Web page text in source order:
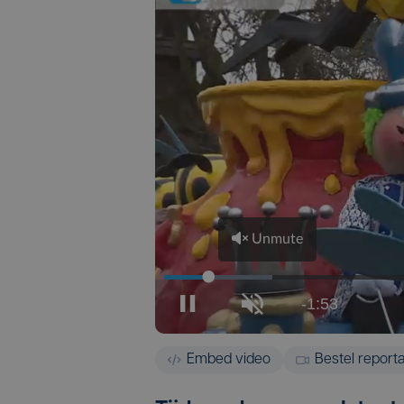
Embed video Bestel